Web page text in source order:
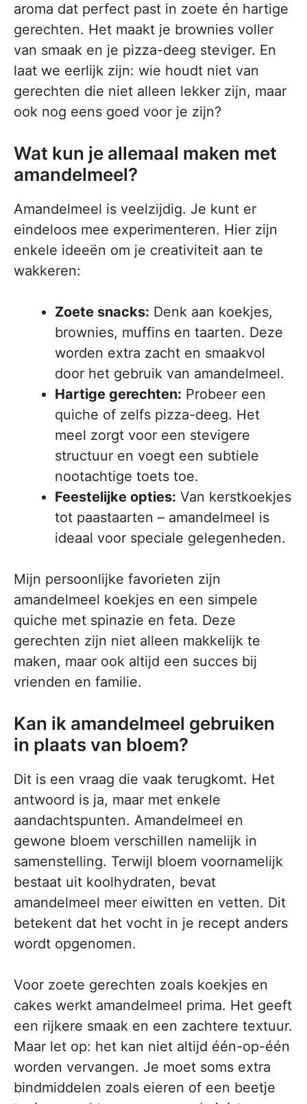
aroma dat perfect past in zoete én hartige
gerechten. Het maakt je brownies voller
van smaak en je pizza-deeg steviger. En
laat we eerlijk zijn: wie houdt niet van
gerechten die niet alleen lekker zijn, maar
ook nog eens goed voor je zijn?
Wat kun je allemaal maken met
amandelmeel?
Amandelmeel is veelzijdig. Je kunt er
eindeloos mee experimenteren. Hier zijn
enkele ideeën om je creativiteit aan te
wakkeren:
Zoete snacks: Denk aan koekjes,
brownies, muffins en taarten. Deze
worden extra zacht en smaakvol
door het gebruik van amandelmeel.
Hartige gerechten: Probeer een
quiche of zelfs pizza-deeg. Het
meel zorgt voor een stevigere
structuur en voegt een subtiele
nootachtige toets toe.
Feestelijke opties: Van kerstkoekjes
tot paastaarten – amandelmeel is
ideaal voor speciale gelegenheden.
Mijn persoonlijke favorieten zijn
amandelmeel koekjes en een simpele
quiche met spinazie en feta. Deze
gerechten zijn niet alleen makkelijk te
maken, maar ook altijd een succes bij
vrienden en familie.
Kan ik amandelmeel gebruiken
in plaats van bloem?
Dit is een vraag die vaak terugkomt. Het
antwoord is ja, maar met enkele
aandachtspunten. Amandelmeel en
gewone bloem verschillen namelijk in
samenstelling. Terwijl bloem voornamelijk
bestaat uit koolhydraten, bevat
amandelmeel meer eiwitten en vetten. Dit
betekent dat het vocht in je recept anders
wordt opgenomen.
Voor zoete gerechten zoals koekjes en
cakes werkt amandelmeel prima. Het geeft
een rijkere smaak en een zachtere textuur.
Maar let op: het kan niet altijd één-op-één
worden vervangen. Je moet soms extra
bindmiddelen zoals eieren of een beetje